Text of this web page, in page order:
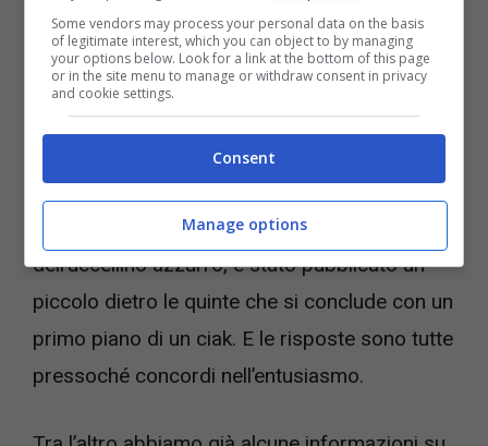
assistenza medica con la classica situazione
del poco personale e delle poche risorse.
Nel teaser trailer che è stato pubblicato anche
sui socialsi intravede parte del cast.Più di
recente, sul social che una volta era
dell’uccellino azzurro, è stato pubblicato un
piccolo dietro le quinte che si conclude con un
primo piano di un ciak. E le risposte sono tutte
pressoché concordi nell’entusiasmo.
Some vendors may process your personal data on the basis
of legitimate interest, which you can object to by managing
your options below. Look for a link at the bottom of this page
or in the site menu to manage or withdraw consent in privacy
and cookie settings.
Consent
Manage options